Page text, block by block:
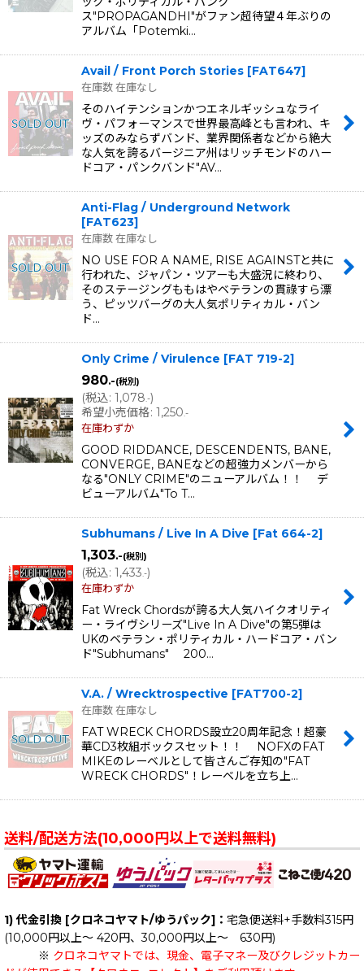
ス"PROPAGANDHI"がファン超待望４年ぶりの
アルバム「Potemki…
Avail / Front Porch Stories [FAT647]
在庫数 在庫なし
そのハイテンションかつエネルギッシュなライ
ヴ・パフォーマンスで世界最高峰とも言われ、キ
ッズのみならずバンド、業界関係者などから絶大
な人気を誇るバージニア州はリッチモンドのハー
ドコア・パンクバンド"AV…
Anti-Flag / Underground Network
[FAT623]
在庫数 在庫なし
NO USE FOR A NAME, RISE AGAINSTと共に
行われた、ジャパン・ツアーも大盛況に終わり、
そのステージングももはやベテランの貫祿すら漂
う、ピッツバーグの大人気ポリティカル・バン
ド…
Only Crime / Virulence [FAT 719-2]
980.-(税別)
(税込: 1,078.-)
希望小売価格: 1,250.-
在庫わずか
GOOD RIDDANCE, DESCENDENTS, BANE,
CONVERGE, BANEなどの超強力メンバーから
なる"ONLY CRIME"のニューアルバム！！ デ
ビューアルバム"To T…
Subhumans / Live In A Dive [Fat 664-2]
1,303.-(税別)
(税込: 1,433.-)
在庫わずか
Fat Wreck Chordsが誇る大人気ハイクオリティ
ー・ライヴシリーズ"Live In A Dive"の第5弾は
UKのベテラン・ポリティカル・ハードコア・バン
ド"Subhumans" 200…
V.A. / Wrecktrospective [FAT700-2]
在庫数 在庫なし
FAT WRECK CHORDS設立20周年記念！超豪
華CD3枚組ボックスセット！！ NOFXのFAT
MIKEのレーベルとして皆さんご存知の"FAT
WRECK CHORDS"！レーベルを立ち上…
送料/配送方法(10,000円以上で送料無料)
1) 代金引換 [クロネコヤマト/ゆうパック]： 宅急便送料+手数料315円
(10,000円以上～ 420円、30,000円以上～ 630円)
※ クロネコヤマトでは、現金、電子マネー及びクレジットカー